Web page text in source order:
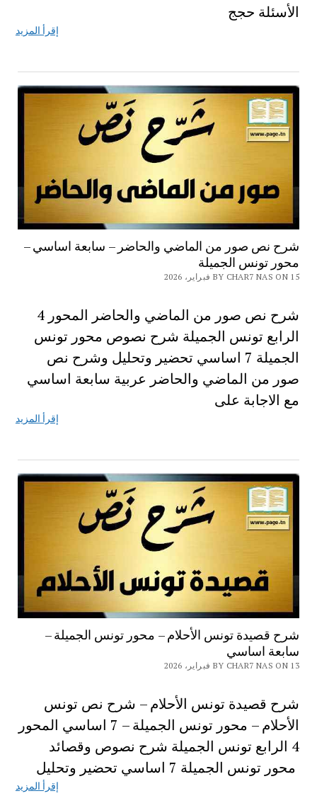
الأسئلة حجج
إقرأ المزيد
شرح نص صور من الماضي والحاضر – سابعة اساسي –
محور تونس الجميلة
BY CHAR7 NAS ON 15 فبراير، 2026
شرح نص صور من الماضي والحاضر المحور 4
الرابع تونس الجميلة شرح نصوص محور تونس
الجميلة 7 اساسي تحضير وتحليل وشرح نص
صور من الماضي والحاضر عربية سابعة اساسي
مع الاجابة على
إقرأ المزيد
شرح قصيدة تونس الأحلام – محور تونس الجميلة –
سابعة اساسي
BY CHAR7 NAS ON 13 فبراير، 2026
شرح قصيدة تونس الأحلام – شرح نص تونس
الأحلام – محور تونس الجميلة – 7 اساسي المحور
4 الرابع تونس الجميلة شرح نصوص وقصائد
محور تونس الجميلة 7 اساسي تحضير وتحليل
إقرأ المزيد